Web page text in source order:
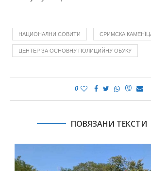
НАЦИОНАЛНИ СОВИТИ СРИМСКА
ЦЕНТЕР ЗА ОСНОВНУ ПОЛИЦИЙНУ ОБУКУ
0
ПОВЯЗАНИ ТЕКСТИ